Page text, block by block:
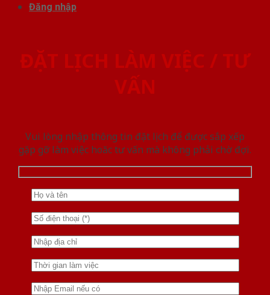
Đăng nhập
ĐẶT LỊCH LÀM VIỆC / TƯ
VẤN
Vui lòng nhập thông tin đặt lịch để được sắp xếp
gặp gỡ làm việc hoăc tư vấn mà không phải chờ đợi.